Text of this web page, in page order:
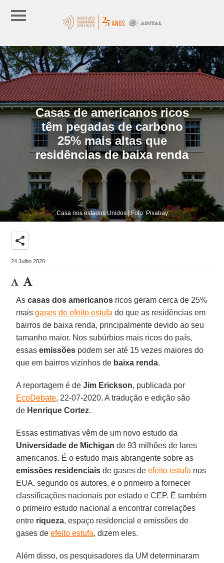
Casas de americanos ricos
têm pegadas de carbono
25% mais altas que
residências de baixa renda
Casa nos estados Unidos | Foto: Pixabay
share
24 Julho 2020
Ascasas dos americanos ricos geram cerca de 25%
maisgases de efeito estufa do que as residências em
bairros de baixa renda, principalmente devido ao seu
tamanho maior. Nos subúrbios mais ricos do país,
essasemissões podem ser até 15 vezes maiores do
que em bairros vizinhos de baixa renda.
A reportagem é deJim Erickson, publicada por
EcoDebate, 22-07-2020. A tradução e edição são
de Henrique Cortez.
Essas estimativas vêm de um novo estudo da
Universidade de Michigan de 93 milhões de lares
americanos. É o estudo mais abrangente sobre as
emissões residenciais de gases deefeito estufa nos
EUA, segundo os autores, e o primeiro a fornecer
classificações nacionais por estado e CEP. É também
o primeiro estudo nacional a encontrar correlações
entre riqueza, espaço residencial e emissões de
gases deefeito estufa, dizem eles.
Além disso, os pesquisadores da UM determinaram